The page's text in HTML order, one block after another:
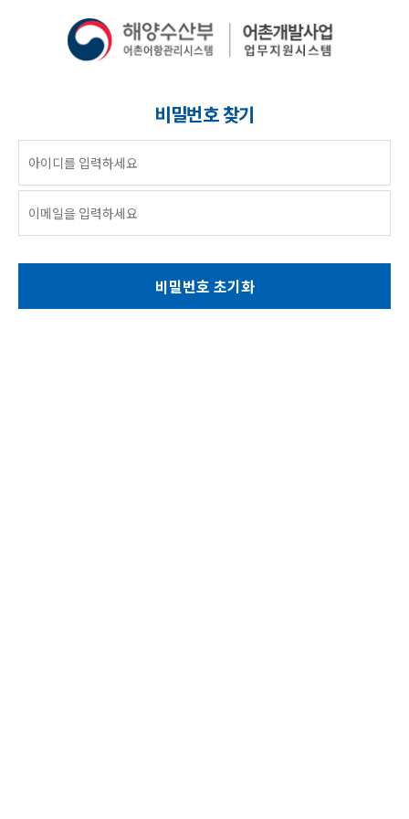
비밀번호 찾기